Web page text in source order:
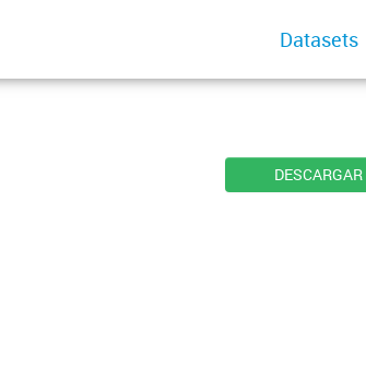
Datasets
DESCARGAR